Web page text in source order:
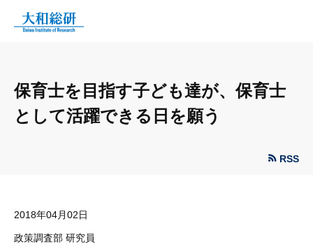
保育士を目指す子ども達が、保育士
として活躍できる日を願う
RSS
2018年04月02日
政策調査部 研究員